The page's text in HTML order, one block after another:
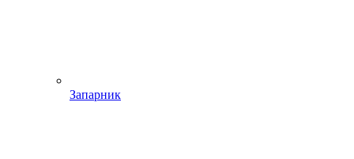
Запарник